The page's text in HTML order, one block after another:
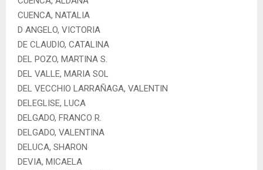
CUENCA, NATALIA
D ANGELO, VICTORIA
DE CLAUDIO, CATALINA
DEL POZO, MARTINA S.
DEL VALLE, MARIA SOL
DEL VECCHIO LARRAÑAGA, VALENTIN
DELEGLISE, LUCA
DELGADO, FRANCO R.
DELGADO, VALENTINA
DELUCA, SHARON
DEVIA, MICAELA